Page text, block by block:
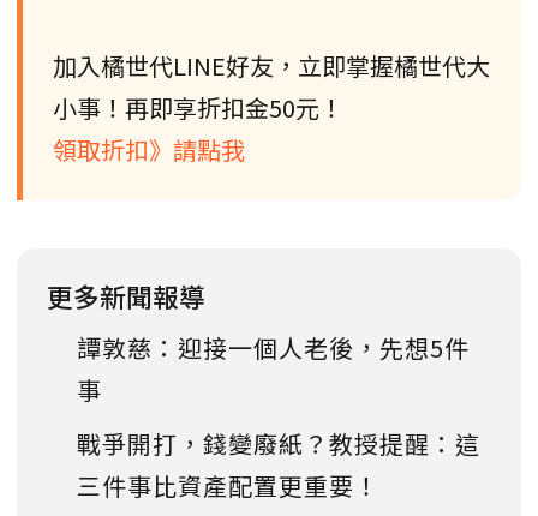
加入橘世代LINE好友，立即掌握橘世代大
小事！再即享折扣金50元！
領取折扣》請點我
更多新聞報導
譚敦慈：迎接一個人老後，先想5件
事
戰爭開打，錢變廢紙？教授提醒：這
三件事比資產配置更重要！